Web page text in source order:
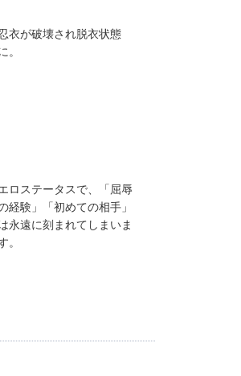
衣が破壊され脱衣状態
。
ロステータスで、「屈辱
経験」「初めての相手」
永遠に刻まれてしまいま
。